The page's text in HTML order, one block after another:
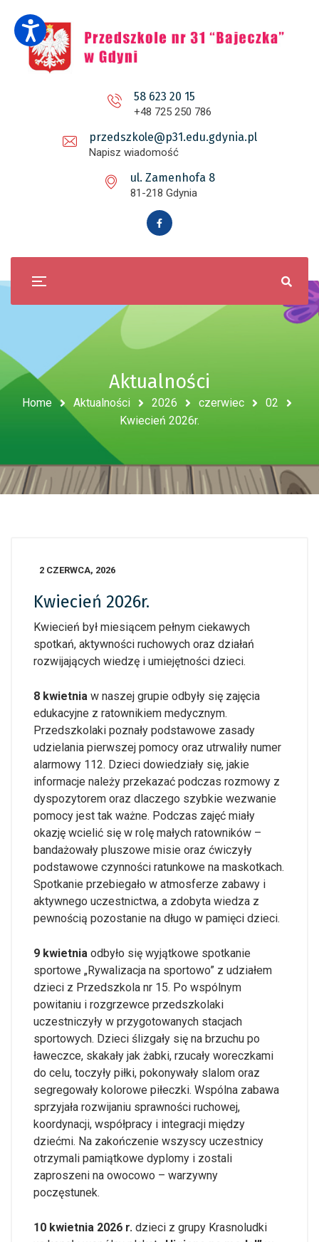
58 623 20 15
+48 725 250 786
przedszkole@p31.edu.gdynia.pl
Napisz wiadomość
ul. Zamenhofa 8
81-218 Gdynia
Aktualności
Home Aktualności 2026 czerwiec
02
Kwiecień 2026r.
2 CZERWCA, 2026
Kwiecień 2026r.
Kwiecień był miesiącem pełnym ciekawych
spotkań, aktywności ruchowych oraz działań
rozwijających wiedzę i umiejętności dzieci.
8 kwietnia w naszej grupie odbyły się zajęcia
edukacyjne z ratownikiem medycznym.
Przedszkolaki poznały podstawowe zasady
udzielania pierwszej pomocy oraz utrwaliły numer
alarmowy 112. Dzieci dowiedziały się, jakie
informacje należy przekazać podczas rozmowy z
dyspozytorem oraz dlaczego szybkie wezwanie
pomocy jest tak ważne. Podczas zajęć miały
okazję wcielić się w rolę małych ratowników –
bandażowały pluszowe misie oraz ćwiczyły
podstawowe czynności ratunkowe na maskotkach.
Spotkanie przebiegało w atmosferze zabawy i
aktywnego uczestnictwa, a zdobyta wiedza z
pewnością pozostanie na długo w pamięci dzieci.
9 kwietnia odbyło się wyjątkowe spotkanie
sportowe „Rywalizacja na sportowo” z udziałem
dzieci z Przedszkola nr 15. Po wspólnym
powitaniu i rozgrzewce przedszkolaki
uczestniczyły w przygotowanych stacjach
sportowych. Dzieci ślizgały się na brzuchu po
ławeczce, skakały jak żabki, rzucały woreczkami
do celu, toczyły piłki, pokonywały slalom oraz
segregowały kolorowe piłeczki. Wspólna zabawa
sprzyjała rozwijaniu sprawności ruchowej,
koordynacji, współpracy i integracji między
dziećmi. Na zakończenie wszyscy uczestnicy
otrzymali pamiątkowe dyplomy i zostali
zaproszeni na owocowo – warzywny
poczęstunek.
10 kwietnia 2026 r. dzieci z grupy Krasnoludki